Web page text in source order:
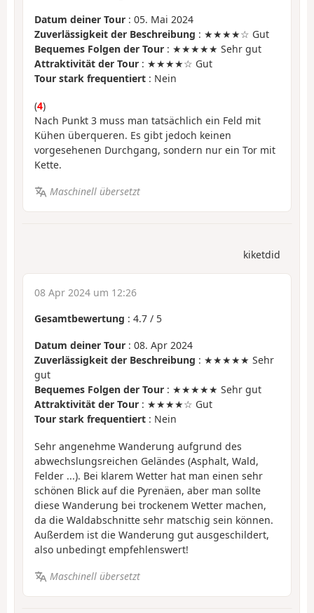
Datum deiner Tour : 05. Mai 2024
Zuverlässigkeit der Beschreibung : ★★★★☆ Gut
Bequemes Folgen der Tour : ★★★★★ Sehr gut
Attraktivität der Tour : ★★★★☆ Gut
Tour stark frequentiert : Nein
(4)
Nach Punkt 3 muss man tatsächlich ein Feld mit
Kühen überqueren. Es gibt jedoch keinen
vorgesehenen Durchgang, sondern nur ein Tor mit
Kette.
Maschinell übersetzt
kiketdid
08 Apr 2024 um 12:26
Gesamtbewertung : 4.7 / 5
Datum deiner Tour : 08. Apr 2024
Zuverlässigkeit der Beschreibung : ★★★★★ Sehr
gut
Bequemes Folgen der Tour : ★★★★★ Sehr gut
Attraktivität der Tour : ★★★★☆ Gut
Tour stark frequentiert : Nein
Sehr angenehme Wanderung aufgrund des
abwechslungsreichen Geländes (Asphalt, Wald,
Felder ...). Bei klarem Wetter hat man einen sehr
schönen Blick auf die Pyrenäen, aber man sollte
diese Wanderung bei trockenem Wetter machen,
da die Waldabschnitte sehr matschig sein können.
Außerdem ist die Wanderung gut ausgeschildert,
also unbedingt empfehlenswert!
Maschinell übersetzt